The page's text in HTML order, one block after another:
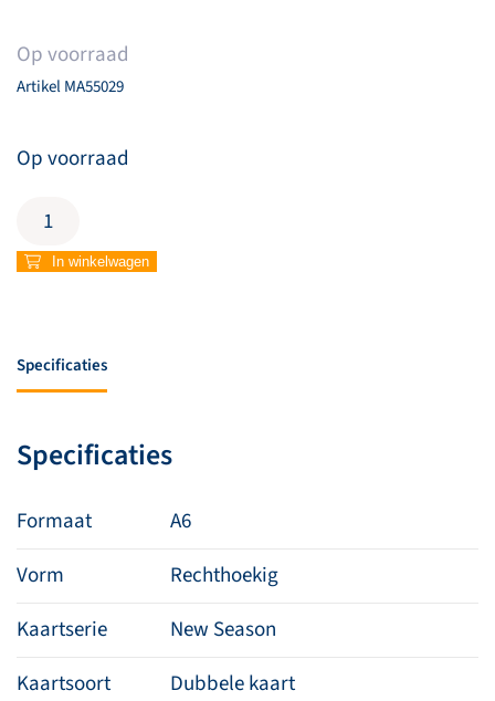
Op voorraad
ArtikelMA55029
Op voorraad
Wenskaart
'Happy
couple'In winkelwagen
Specificaties
Specificaties
Formaat
A6
Vorm
Rechthoekig
Kaartserie
New Season
Kaartsoort
Dubbele kaart